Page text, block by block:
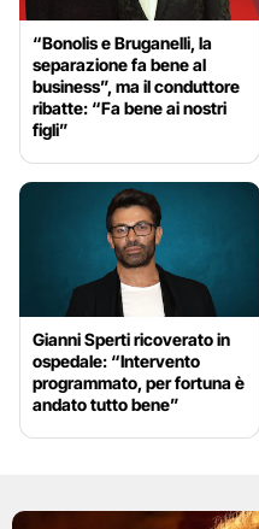
“Bonolis e Bruganelli, la
separazione fa bene al
business”, ma il conduttore
ribatte: “Fa bene ai nostri
figli”
Gianni Sperti ricoverato in
ospedale: “Intervento
programmato, per fortuna è
andato tutto bene”